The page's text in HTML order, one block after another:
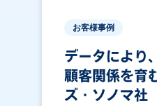
お客様事例
データにより
顧客関係を育
ズ・ソノマ社